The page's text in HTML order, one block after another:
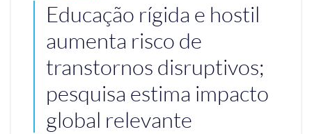
Educação rígida e hostil
aumenta risco de
transtornos disruptivos;
pesquisa estima impacto
global relevante